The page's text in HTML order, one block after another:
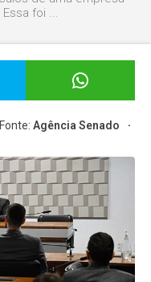
foi ...
Fonte:Agência Senado